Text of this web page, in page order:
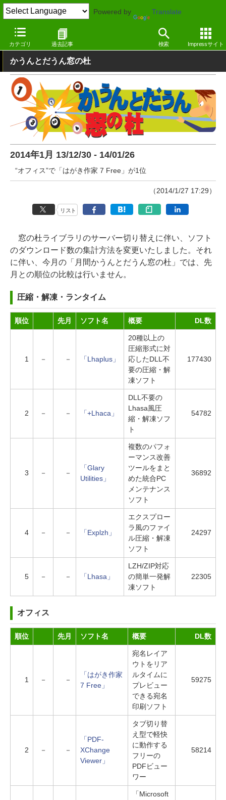
Powered by Translate
カテゴリ 過去記事 検索 Impressサイト
窓の杜 その他の話題
かうんとだうん窓の杜
2014年1月 13/12/30 - 14/01/26
“オフィス”で「はがき作家 7 Free」が1位
（2014/1/27 17:29）
リスト
窓の杜ライブラリのサーバー切り替えに伴い、ソフト
のダウンロード数の集計方法を変更いたしました。それ
に伴い、今月の「月間かうんとだうん窓の杜」では、先
月との順位の比較は行いません。
圧縮・解凍・ランタイム
順位 先月 ソフト名 概要 DL数
1 － － 「Lhaplus」
20種以上の
圧縮形式に対
応したDLL不
要の圧縮・解
凍ソフト
177430
2 － － 「+Lhaca」
DLL不要の
Lhasa風圧
縮・解凍ソフ
ト
54782
3 － －
「Glary
Utilities」
複数のパフォ
ーマンス改善
ツールをまと
めた統合PC
メンテナンス
ソフト
36892
4 － － 「Explzh」
エクスプロー
ラ風のファイ
ル圧縮・解凍
ソフト
24297
5 － － 「Lhasa」
LZH/ZIP対応
の簡単一発解
凍ソフト
22305
オフィス
順位 先月 ソフト名 概要 DL数
1 － －
「はがき作家
7 Free」
宛名レイア
ウトをリア
ルタイムに
プレビュー
できる宛名
印刷ソフト
59275
2 － －
「PDF-
XChange
Viewer」
タブ切り替
え型で軽快
に動作する
フリーの
PDFビュー
ワー
58214
「Microsoft